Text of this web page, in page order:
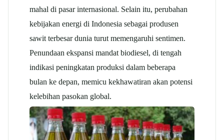
mahal di pasar internasional. Selain itu, perubahan
kebijakan energi di Indonesia sebagai produsen
sawit terbesar dunia turut memengaruhi sentimen.
Penundaan ekspansi mandat biodiesel, di tengah
indikasi peningkatan produksi dalam beberapa
bulan ke depan, memicu kekhawatiran akan potensi
kelebihan pasokan global.